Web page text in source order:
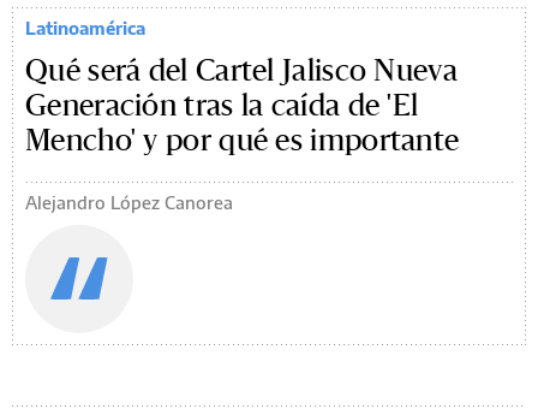
Latinoamérica
Qué será del Cartel Jalisco Nueva
Generación tras la caída de 'El
Mencho' y por qué es importante
Alejandro López Canorea